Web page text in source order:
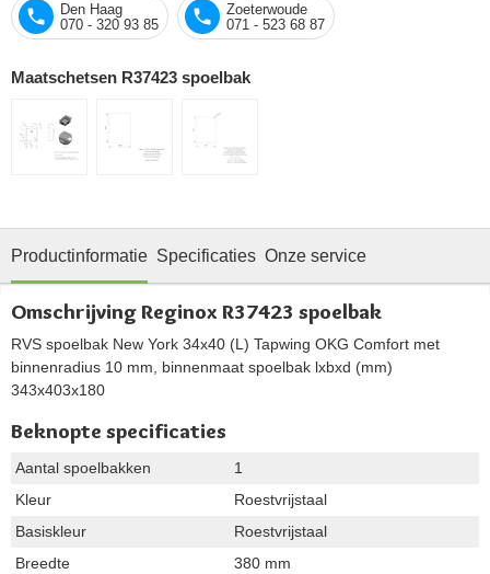
Den Haag
070 - 320 93 85
Zoeterwoude
071 - 523 68 87
Maatschetsen R37423 spoelbak
Productinformatie Specificaties Onze service
Omschrijving Reginox R37423 spoelbak
RVS spoelbak New York 34x40 (L) Tapwing OKG Comfort met
binnenradius 10 mm, binnenmaat spoelbak lxbxd (mm)
343x403x180
Beknopte specificaties
Aantal spoelbakken
1
Kleur
Roestvrijstaal
Basiskleur
Roestvrijstaal
Breedte
380 mm